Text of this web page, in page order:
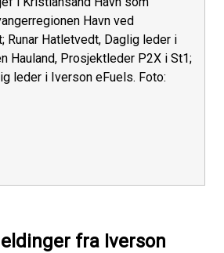
Havn ved
Runar Hatletvedt, Daglig leder i
Hauland, Prosjektleder P2X i St1;
leder i Iverson eFuels. Foto:
fra Iverson